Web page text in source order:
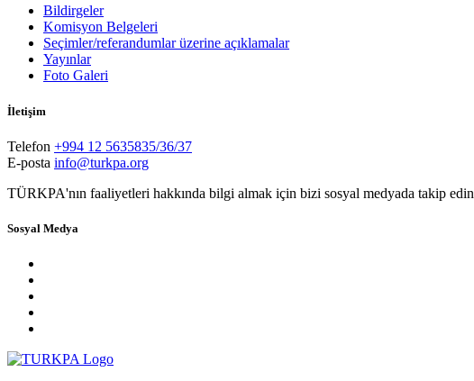
Bildirgeler
Komisyon Belgeleri
Seçimler/referandumlar üzerine açıklamalar
Yayınlar
Foto Galeri
İletişim
Telefon +994 12 5635835/36/37
E-posta info@turkpa.org
TÜRKPA'nın faaliyetleri hakkında bilgi almak için bizi sosyal medyada takip edin
Sosyal Medya